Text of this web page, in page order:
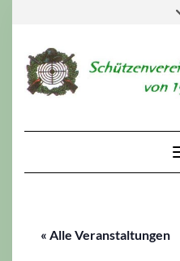
« Alle Veranstaltungen